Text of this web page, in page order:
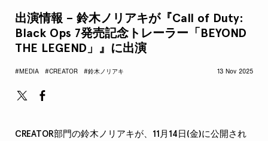
出演情報 – 鈴木ノリアキが『Call of Duty:
Black Ops 7発売記念トレーラー「BEYOND
THE LEGEND」』に出演
#MEDIA #CREATOR #鈴木ノリアキ 13 Nov 2025
CREATOR部門の鈴木ノリアキが、11月14日(金)に公開され